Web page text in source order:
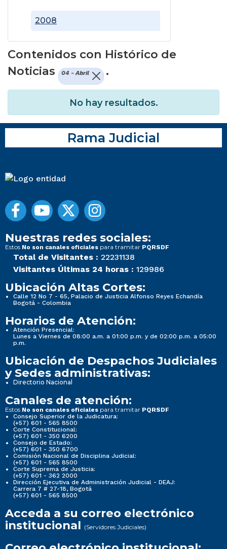
2008
Contenidos con Histórico de
Noticias
04 - Abril .
No hay resultados.
Rama Judicial
Nuestras redes sociales:
Estos No son canales oficiales para tramitar PQRSDF
Total de Visitantes : 22231138
Visitantes Últimas 24 horas : 129986
Ubicación Altas Cortes:
Calle 12 No 7 - 65, Palacio de Justicia Alfonso Reyes Echandía
Bogotá - Colombia
Horarios de Atención:
Atención Presencial:
Lunes a Viernes de 08:00 a.m. a 01:00 p.m. y de 02:00 p.m. a 05:00
p.m.
Ubicación de Despachos Judiciales
y Sedes administrativas:
Directorio Nacional
Canales de atención:
Estos No son canales oficiales para tramitar PQRSDF
Consejo Superior de la Judicatura:
(+57) 601 - 565 8500
Corte Constitucional:
(+57) 601 - 350 6200
Consejo de Estado:
(+57) 601 - 350 6700
Comisión Nacional de Disciplina Judicial:
(+57) 601 - 565 8500
Corte Suprema de Justicia:
(+57) 601 - 362 2000
Dirección Ejecutiva de Administración Judicial - DEAJ:
Carrera 7 # 27-18, Bogotá
(+57) 601 - 565 8500
Acceda a su correo electrónico
institucional (Servidores Judiciales)